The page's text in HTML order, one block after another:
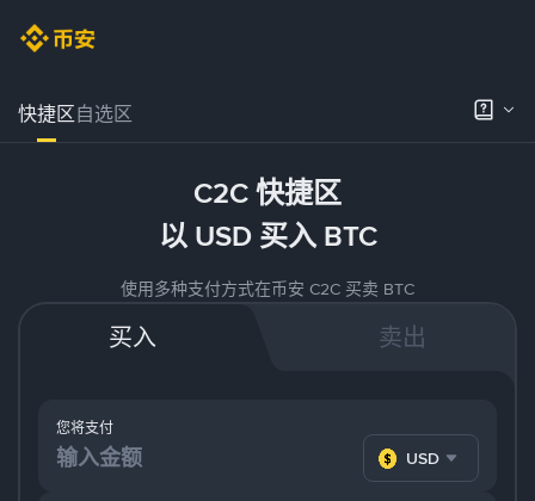
快捷区自选区
C2C 快捷区
以 USD 买入 BTC
使用多种支付方式在币安 C2C 买卖 BTC
买入 卖出
您将支付
USD